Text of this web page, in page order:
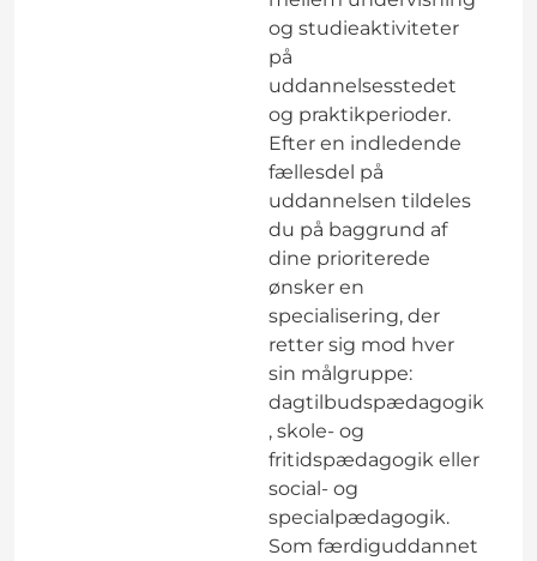
og studieaktiviteter
på
uddannelsesstedet
og praktikperioder.
Efter en indledende
fællesdel på
uddannelsen tildeles
du på baggrund af
dine prioriterede
ønsker en
specialisering, der
retter sig mod hver
sin målgruppe:
dagtilbudspædagogik
, skole- og
fritidspædagogik eller
social- og
specialpædagogik.
Som færdiguddannet